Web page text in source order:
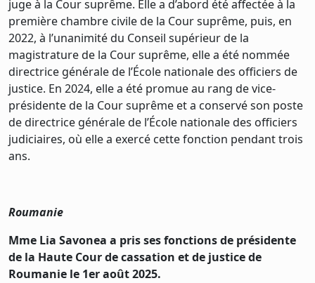
juge à la Cour suprême. Elle a d’abord été affectée à la
première chambre civile de la Cour suprême, puis, en
2022, à l’unanimité du Conseil supérieur de la
magistrature de la Cour suprême, elle a été nommée
directrice générale de l’École nationale des officiers de
justice. En 2024, elle a été promue au rang de vice-
présidente de la Cour suprême et a conservé son poste
de directrice générale de l’École nationale des officiers
judiciaires, où elle a exercé cette fonction pendant trois
ans.
Roumanie
Mme Lia Savonea a pris ses fonctions de présidente
de la Haute Cour de cassation et de justice de
Roumanie le 1er août 2025.